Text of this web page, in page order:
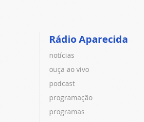
Rádio Aparecida
notícias
ouça ao vivo
podcast
programação
programas